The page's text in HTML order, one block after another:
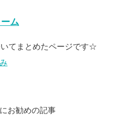
ム
てまとめたページです☆
お勧めの記事